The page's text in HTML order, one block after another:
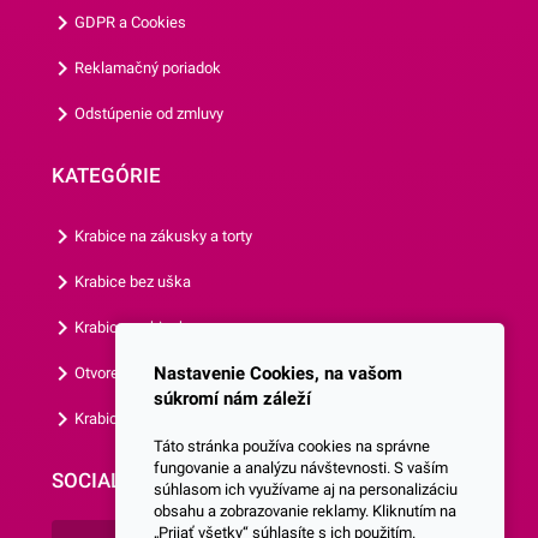
prezrieť si aj ostatné párty
doplnky z našej ponuky.
GDPR a Cookies
Reklamačný poriadok
Odstúpenie od zmluvy
KATEGÓRIE
Krabice na zákusky a torty
Krabice bez uška
Krabice s okienkom
Otvorená krabica
Krabice s vlastným logom
SOCIALNE SIETE
Nastavenie Cookies, na vašom
súkromí nám záleží
Táto stránka používa cookies na správne
fungovanie a analýzu návštevnosti. S vaším
súhlasom ich využívame aj na personalizáciu
obsahu a zobrazovanie reklamy. Kliknutím na
„Prijať všetky“ súhlasíte s ich použitím.